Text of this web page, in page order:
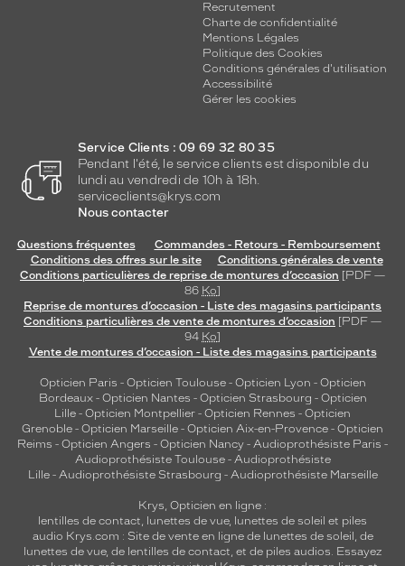
Recrutement
Charte de confidentialité
Mentions Légales
Politique des Cookies
Conditions générales d'utilisation
Accessibilité
Gérer les cookies
Service Clients : 09 69 32 80 35
Pendant l'été, le service clients est disponible du
lundi au vendredi de 10h à 18h.
serviceclients@krys.com
Nous contacter
Questions fréquentes
Commandes - Retours - Remboursement
Conditions des offres sur le site
Conditions générales de vente
Conditions particulières de reprise de montures d’occasion [PDF —
86 Ko]
Reprise de montures d’occasion - Liste des magasins participants
Conditions particulières de vente de montures d’occasion [PDF —
94 Ko]
Vente de montures d’occasion - Liste des magasins participants
Opticien Paris - Opticien Toulouse- Opticien Lyon - Opticien
Bordeaux- Opticien Nantes - Opticien Strasbourg - Opticien
Lille - Opticien Montpellier - Opticien Rennes - Opticien
Grenoble - Opticien Marseille - Opticien Aix-en-Provence - Opticien
Reims - Opticien Angers - Opticien Nancy - Audioprothésiste Paris -
Audioprothésiste Toulouse- Audioprothésiste
Lille- Audioprothésiste Strasbourg - Audioprothésiste Marseille
Krys, Opticien en ligne :
lentilles de contact, lunettes de vue, lunettes de soleil et piles
audio Krys.com : Site de vente en ligne de lunettes de soleil, de
lunettes de vue, de lentilles de contact, et de piles audios. Essayez